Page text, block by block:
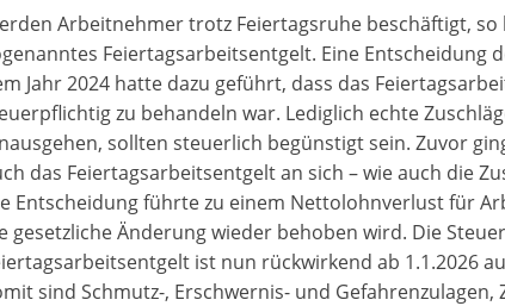
Arbeitnehmer trotz Feiertagsruhe beschäftigt, so
Feiertagsarbeitsentgelt. Eine Entscheidung
Jahr 2024 hatte dazu geführt, dass das
zu behandeln war. Lediglich echte
sollten steuerlich begünstigt sein. Zuvor
das Feiertagsarbeitsentgelt an sich – wie auch die
Entscheidung führte zu einem Nettolohnverlust für
gesetzliche Änderung wieder behoben wird. Die
ist nun rückwirkend ab 1.1.2026
sind Schmutz-, Erschwernis- und Gefahrenzulagen,